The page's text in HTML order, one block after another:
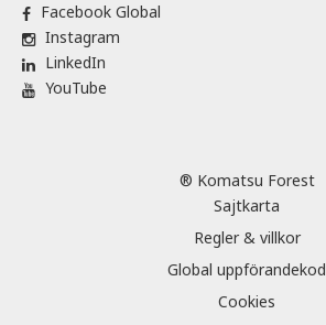
Facebook Global
Instagram
LinkedIn
YouTube
® Komatsu Forest
Sajtkarta
Regler & villkor
Global uppförandekod
Cookies